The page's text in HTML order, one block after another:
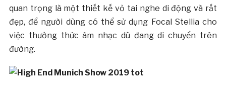
quan trọng là một thiết kế vỏ tai nghe di động và rất
đẹp, để người dùng có thể sử dụng Focal Stellia cho
việc thưởng thức âm nhạc dù đang di chuyển trên
đường.